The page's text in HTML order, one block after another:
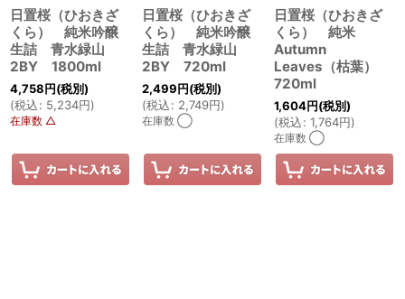
日置桜（ひおきざ
くら） 純米吟醸
生詰 青水緑山
2BY 1800ml
4,758円(税別)
(税込: 5,234円)
在庫数 △
日置桜（ひおきざ
くら） 純米吟醸
生詰 青水緑山
2BY 720ml
2,499円(税別)
(税込: 2,749円)
在庫数 ◯
日置桜（ひおきざ
くら） 純米
Autumn
Leaves（枯葉）
720ml
1,604円(税別)
(税込: 1,764円)
在庫数 ◯